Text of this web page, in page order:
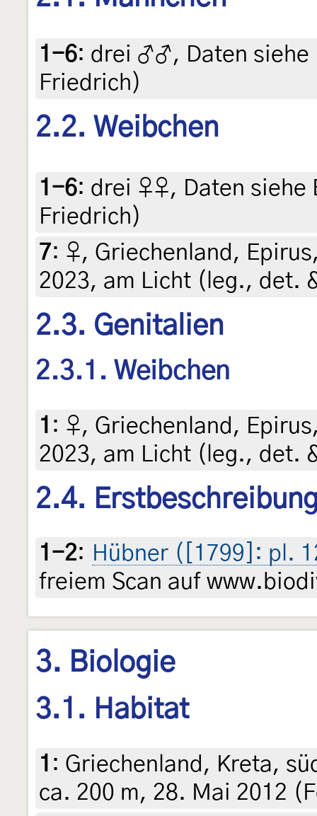
1-6: drei ♂♂, Daten siehe
Friedrich)
2.2. Weibchen
1-6: drei ♀♀, Daten siehe
Friedrich)
7: ♀, Griechenland,
2023, am Licht (leg., det.
2.3. Genitalien
2.3.1. Weibchen
1 : ♀, Griechenland,
2023, am Licht (leg., det.
2.4.
1-2: Hübner ([1799]: pl.
freiem Scan auf
3. Biologie
3.1. Habitat
1 : Griechenland, Kreta,
ca. 200 m, 28. Mai 2012